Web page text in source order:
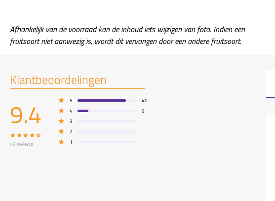
Afhankelijk van de voorraad kan de inhoud iets wijzigen van foto. Indien een
fruitsoort niet aanwezig is, wordt dit vervangen door een andere fruitsoort.
Klantbeoordelingen
9.4
49 reviews
5
40
4
9
3
2
1